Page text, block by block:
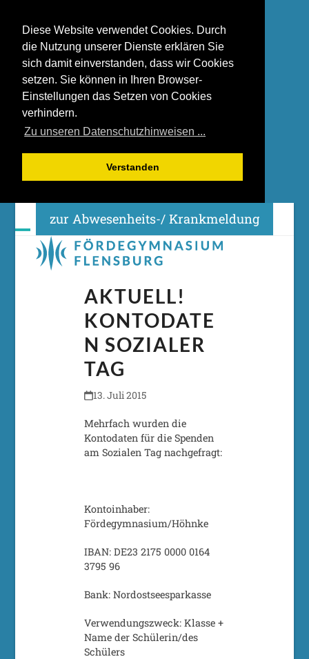
Diese Website verwendet Cookies. Durch
die Nutzung unserer Dienste erklären Sie
sich damit einverstanden, dass wir Cookies
setzen. Sie können in Ihren Browser-
Einstellungen das Setzen von Cookies
verhindern.
Zu unseren Datenschutzhinweisen ...
Verstanden
zur Abwesenheits-/ Krankmeldung
Open
mobile
Close
mobile
AKTUELL!
KONTODATE
N SOZIALER
TAG
13. Juli 2015
Mehrfach wurden die
Kontodaten für die Spenden
am Sozialen Tag nachgefragt:
Kontoinhaber:
Fördegymnasium/Höhnke
IBAN: DE23 2175 0000 0164
3795 96
Bank: Nordostseesparkasse
Verwendungszweck: Klasse +
Name der Schülerin/des
Schülers